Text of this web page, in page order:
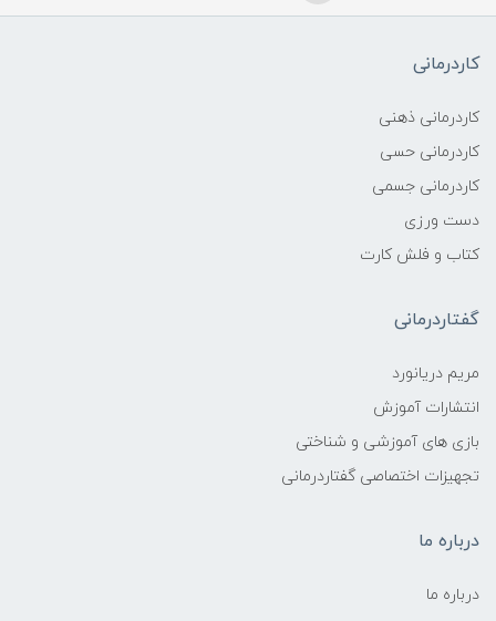
کاردرمانی
کاردرمانی ذهنی
کاردرمانی حسی
کاردرمانی جسمی
دست ورزی
کتاب و فلش کارت
گفتاردرمانی
مریم دریانورد
انتشارات آموزش
بازی های آموزشی و شناختی
تجهیزات اختصاصی گفتاردرمانی
درباره ما
درباره ما